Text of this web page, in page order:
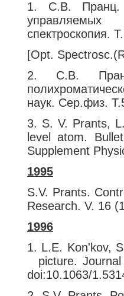
1. С.В. Пранц.
управляемых
спектроскопия.
[Opt.
2. С.В.
наук. Сер.физ.
3. S. V. Prants,
level atom.
Supplement
1995
S.V. Prants.
Research. V.
1996
1. L.E. Kon'kov,
picture. Journal
doi:10.1063/